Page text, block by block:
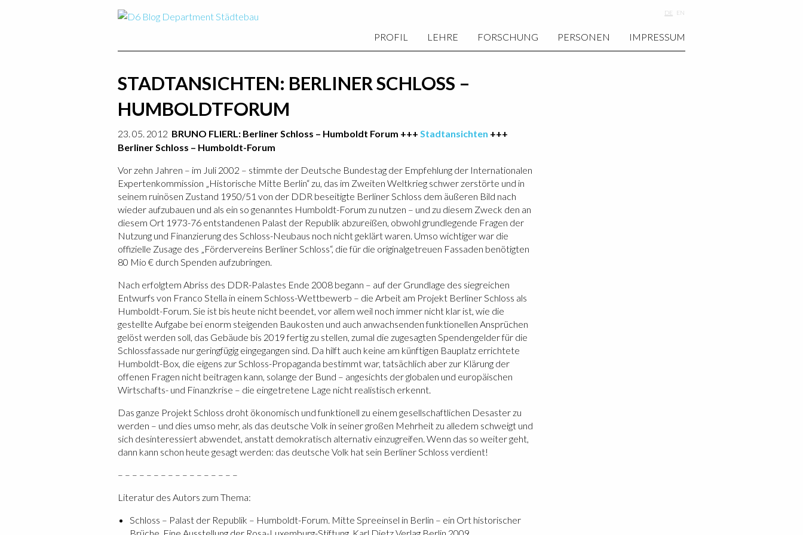
DE EN
PROFIL LEHRE FORSCHUNG PERSONEN IMPRESSUM
STADTANSICHTEN: BERLINER SCHLOSS –
HUMBOLDTFORUM
23. 05. 2012 BRUNO FLIERL: Berliner Schloss – Humboldt Forum +++ Stadtansichten +++
Berliner Schloss – Humboldt-Forum
Vor zehn Jahren – im Juli 2002 – stimmte der Deutsche Bundestag der Empfehlung der Internationalen
Expertenkommission „Historische Mitte Berlin“ zu, das im Zweiten Weltkrieg schwer zerstörte und in
seinem ruinösen Zustand 1950/51 von der DDR beseitigte Berliner Schloss dem äußeren Bild nach
wieder aufzubauen und als ein so genanntes Humboldt-Forum zu nutzen – und zu diesem Zweck den an
diesem Ort 1973-76 entstandenen Palast der Republik abzureißen, obwohl grundlegende Fragen der
Nutzung und Finanzierung des Schloss-Neubaus noch nicht geklärt waren. Umso wichtiger war die
offizielle Zusage des „Fördervereins Berliner Schloss“, die für die originalgetreuen Fassaden benötigten
80 Mio € durch Spenden aufzubringen.
Nach erfolgtem Abriss des DDR-Palastes Ende 2008 begann – auf der Grundlage des siegreichen
Entwurfs von Franco Stella in einem Schloss-Wettbewerb – die Arbeit am Projekt Berliner Schloss als
Humboldt-Forum. Sie ist bis heute nicht beendet, vor allem weil noch immer nicht klar ist, wie die
gestellte Aufgabe bei enorm steigenden Baukosten und auch anwachsenden funktionellen Ansprüchen
gelöst werden soll, das Gebäude bis 2019 fertig zu stellen, zumal die zugesagten Spendengelder für die
Schlossfassade nur geringfügig eingegangen sind. Da hilft auch keine am künftigen Bauplatz errichtete
Humboldt-Box, die eigens zur Schloss-Propaganda bestimmt war, tatsächlich aber zur Klärung der
offenen Fragen nicht beitragen kann, solange der Bund – angesichts der globalen und europäischen
Wirtschafts- und Finanzkrise – die eingetretene Lage nicht realistisch erkennt.
Das ganze Projekt Schloss droht ökonomisch und funktionell zu einem gesellschaftlichen Desaster zu
werden – und dies umso mehr, als das deutsche Volk in seiner großen Mehrheit zu alledem schweigt und
sich desinteressiert abwendet, anstatt demokratisch alternativ einzugreifen. Wenn das so weiter geht,
dann kann schon heute gesagt werden: das deutsche Volk hat sein Berliner Schloss verdient!
– – – – – – – – – – – – – – – – –
Literatur des Autors zum Thema:
Schloss – Palast der Republik – Humboldt-Forum. Mitte Spreeinsel in Berlin – ein Ort historischer